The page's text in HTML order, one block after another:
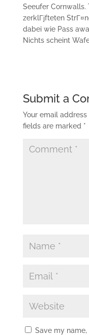
Seeufer Cornwalls.
zerklГјfteten
dabei wie Pass
Nichts scheint
Submit a
Your email
fields are marked *
Save my